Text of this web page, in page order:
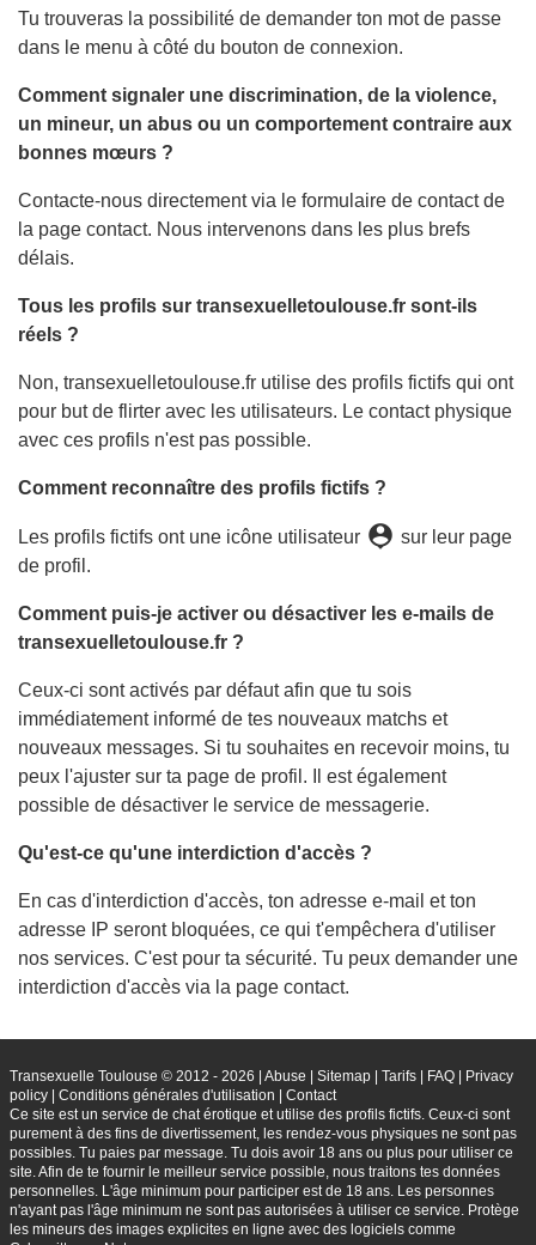
Tu trouveras la possibilité de demander ton mot de passe
dans le menu à côté du bouton de connexion.
Comment signaler une discrimination, de la violence,
un mineur, un abus ou un comportement contraire aux
bonnes mœurs ?
Contacte-nous directement via le formulaire de contact de
la page contact. Nous intervenons dans les plus brefs
délais.
Tous les profils sur transexuelletoulouse.fr sont-ils
réels ?
Non, transexuelletoulouse.fr utilise des profils fictifs qui ont
pour but de flirter avec les utilisateurs. Le contact physique
avec ces profils n'est pas possible.
Comment reconnaître des profils fictifs ?
Les profils fictifs ont une icône utilisateur person_pin sur leur page
de profil.
Comment puis-je activer ou désactiver les e-mails de
transexuelletoulouse.fr ?
Ceux-ci sont activés par défaut afin que tu sois
immédiatement informé de tes nouveaux matchs et
nouveaux messages. Si tu souhaites en recevoir moins, tu
peux l'ajuster sur ta page de profil. Il est également
possible de désactiver le service de messagerie.
Qu'est-ce qu'une interdiction d'accès ?
En cas d'interdiction d'accès, ton adresse e-mail et ton
adresse IP seront bloquées, ce qui t'empêchera d'utiliser
nos services. C'est pour ta sécurité. Tu peux demander une
interdiction d'accès via la page contact.
Transexuelle Toulouse © 2012 - 2026 Abuse Sitemap| Tarifs| FAQ|
Privacy
policy| Conditions générales d'utilisation
Contact
Ce site est un service de chat érotique et utilise des profils fictifs. Ceux-ci sont
purement à des fins de divertissement, les rendez-vous physiques ne sont pas
possibles. Tu paies par message. Tu dois avoir 18 ans ou plus pour utiliser ce
site. Afin de te fournir le meilleur service possible, nous traitons tes données
personnelles. L'âge minimum pour participer est de 18 ans. Les personnes
n'ayant pas l'âge minimum ne sont pas autorisées à utiliser ce service. Protège
les mineurs des images explicites en ligne avec des logiciels comme